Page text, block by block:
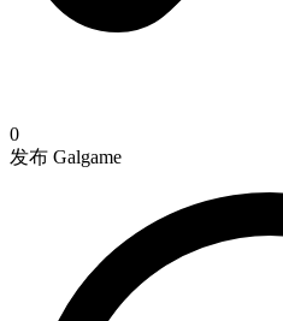
0
发布 Galgame